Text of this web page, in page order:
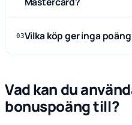
03Vilka köp ger inga
Vad kan du
bonuspoäng till?